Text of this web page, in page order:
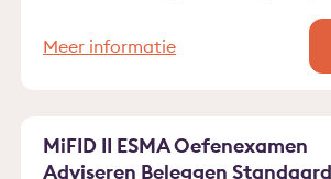
Meer informatie
MiFID II ESMA Oefenexamen
Adviseren Beleggen Standaard